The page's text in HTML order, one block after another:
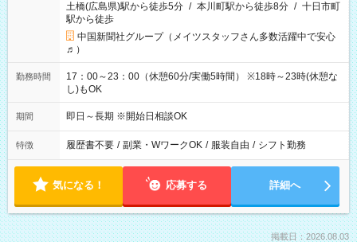
土橋(広島県)駅から徒歩5分 / 本川町駅から徒歩8分 / 十日市町
駅から徒歩
中国新聞社グループ（メイツスタッフさん多数活躍中で安心
♬）
勤務時間
17：00～23：00（休憩60分/実働5時間） ※18時～23時(休憩な
し)もOK
期間 即日～長期 ※開始日相談OK
特徴 履歴書不要 / 副業・WワークOK / 服装自由 / シフト勤務
気になる！ 応募する 詳細へ
掲載日：2026.08.03